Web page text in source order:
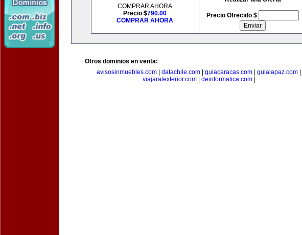
COMPRAR AHORA
Precio $790.00
COMPRAR AHORA
Precio Ofrecido $
Otros dominios en venta:
avisosinmuebles.com
datachile.com guiacaracas.com guialapaz.com
viajaralexterior.com| deinformatica.com|